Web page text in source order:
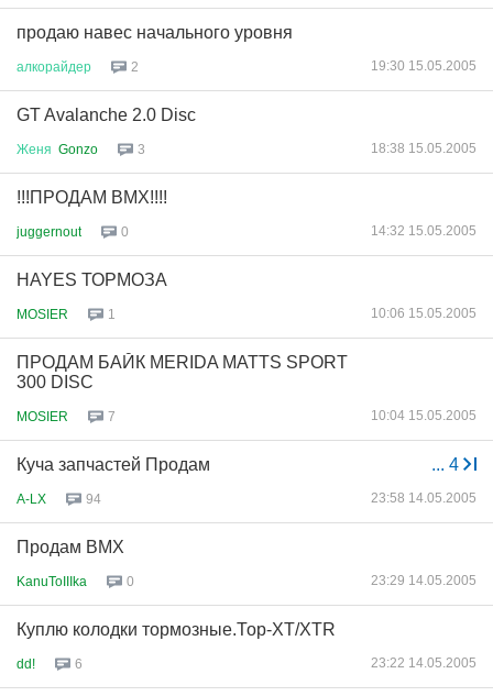
продаю навес начального уровня
алкорайдер 2 19:30 15.05.2005
GT Avalanche 2.0 Disc
Женя Gonzo 3 18:38 15.05.2005
!!!ПРОДАМ BMX!!!!
juggernout 0 14:32 15.05.2005
HAYES ТОРМОЗА
MOSIER 1 10:06 15.05.2005
ПРОДАМ БАЙК MERIDA MATTS SPORT
300 DISC
MOSIER 7 10:04 15.05.2005
... 4
Куча запчастей Продам
A-LX 94 23:58 14.05.2005
Продам BMX
KanuToIIIka 0 23:29 14.05.2005
Куплю колодки тормозные.Тор-XT/XTR
dd! 6 23:22 14.05.2005